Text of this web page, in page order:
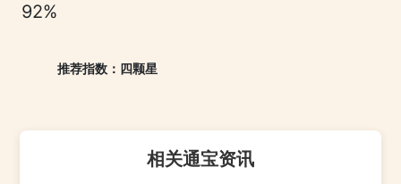
92%
推荐指数：四颗星
相关通宝资讯